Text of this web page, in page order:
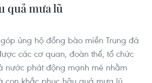
quả mưa lũ
ủng hộ đồng bào miền Trung đã
các cơ quan, đoàn thể, tổ chức
nước phát động mạnh mẽ nhằm